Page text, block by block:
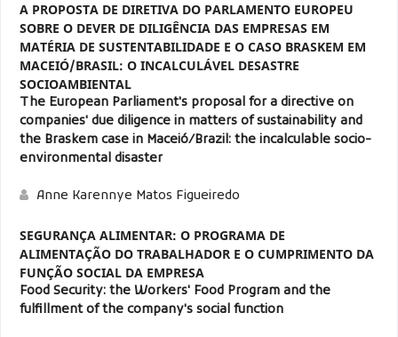
A PROPOSTA DE DIRETIVA DO PARLAMENTO EUROPEU
SOBRE O DEVER DE DILIGÊNCIA DAS EMPRESAS EM
MATÉRIA DE SUSTENTABILIDADE E O CASO BRASKEM EM
MACEIÓ/BRASIL: O INCALCULÁVEL DESASTRE
SOCIOAMBIENTAL
The European Parliament's proposal for a directive on
companies' due diligence in matters of sustainability and
the Braskem case in Maceió/Brazil: the incalculable socio-
environmental disaster
Anne Karennye Matos Figueiredo
SEGURANÇA ALIMENTAR: O PROGRAMA DE
ALIMENTAÇÃO DO TRABALHADOR E O CUMPRIMENTO DA
FUNÇÃO SOCIAL DA EMPRESA
Food Security: the Workers' Food Program and the
fulfillment of the company's social function